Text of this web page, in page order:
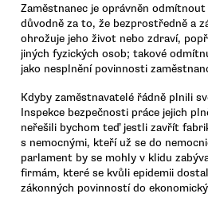
Zaměstnanec je oprávněn
důvodně za to, že bezprostředně a
ohrožuje jeho život nebo zdraví,
jiných fyzických osob; takové
jako nesplnění povinnosti
Kdyby zaměstnavatelé řádně plnili
Inspekce bezpečnosti práce jejich
neřešili bychom teď jestli zavřít
s nemocnými, kteří už se do
parlament by se mohly v klidu
firmám, které se kvůli epidemii
zákonných povinností do